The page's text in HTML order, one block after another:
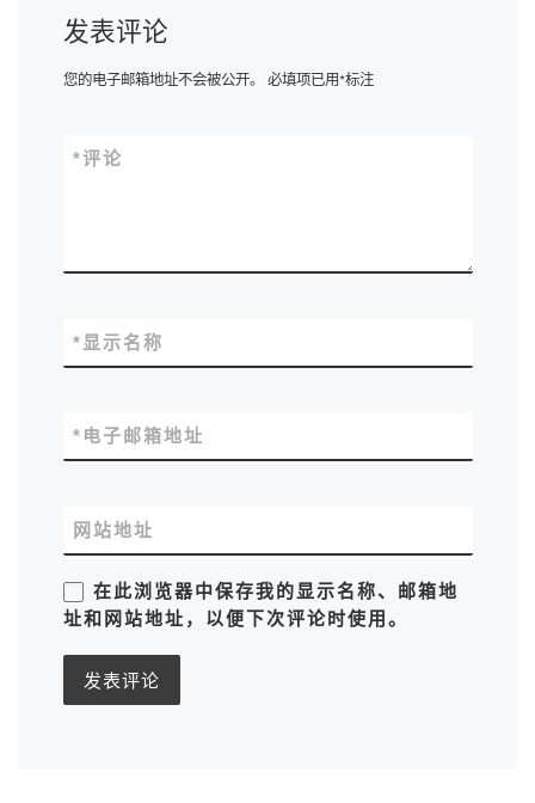
发表评论
您的电子邮箱地址不会被公开。 必填项已用*标注
评论
*
显示名称
*
电子邮箱地址
*
网站地址
在此浏览器中保存我的显示名称、邮箱地
址和网站地址，以便下次评论时使用。